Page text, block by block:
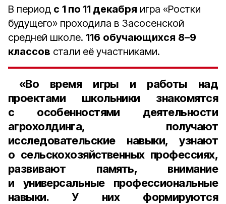
В период с 1 по 11 декабря игра «Ростки
будущего» проходила в Засосенской
средней школе. 116 обучающихся 8–9
классов стали её участниками.
«Во время игры и работы над
проектами школьники знакомятся
с особенностями деятельности
агрохолдинга, получают
исследовательские навыки, узнают
о сельскохозяйственных профессиях,
развивают память, внимание
и универсальные профессиональные
навыки. У них формируются